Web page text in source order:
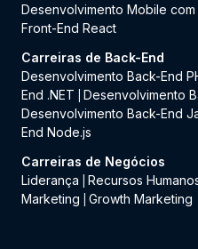
Desenvolvimento Mobile com
Front-End React
Carreiras de Back-End
Desenvolvimento Back-End
End .NET
Desenvolvimento
Desenvolvimento Back-End
End Node.js
Carreiras de Negócios
Liderança
Recursos
Marketing
Growth Marketing